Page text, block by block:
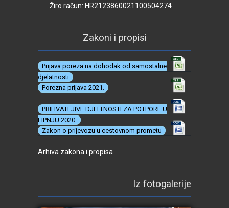
Žiro račun: HR2123860021100504274
Zakoni i propisi
Prijava poreza na dohodak od samostalne
djelatnosti
Porezna prijava 2021.
PRIHVATLJIVE DJELTNOSTI ZA POTPORE U
LIPNJU 2020.
Zakon o prijevozu u cestovnom prometu
Arhiva zakona i propisa
Iz fotogalerije